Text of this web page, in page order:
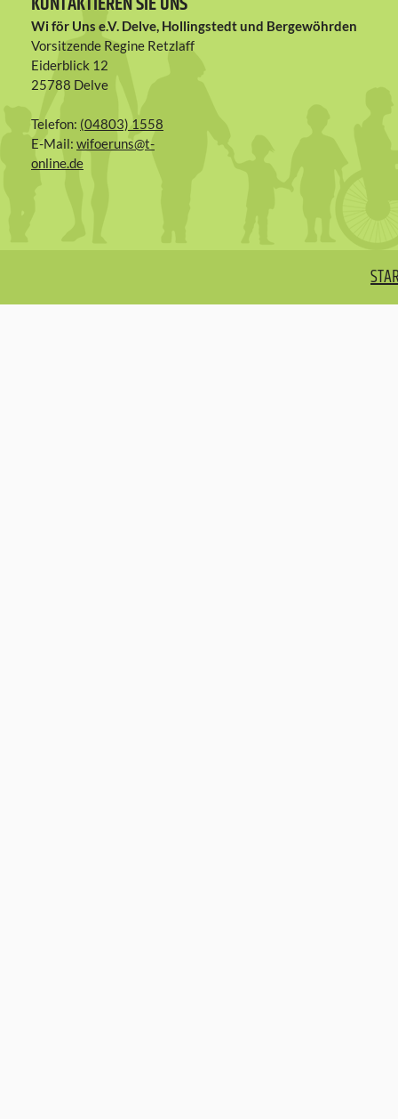
Wi för Uns e.V. Delve, Hollingstedt und Bergewöhrden
Vorsitzende Regine Retzlaff
Eiderblick 12
25788 Delve
Telefon: (04803) 1558
E-Mail: wifoeruns@t-
online.de